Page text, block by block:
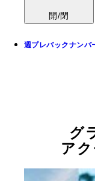
開/閉
週プレバックナンバ
グ
ア